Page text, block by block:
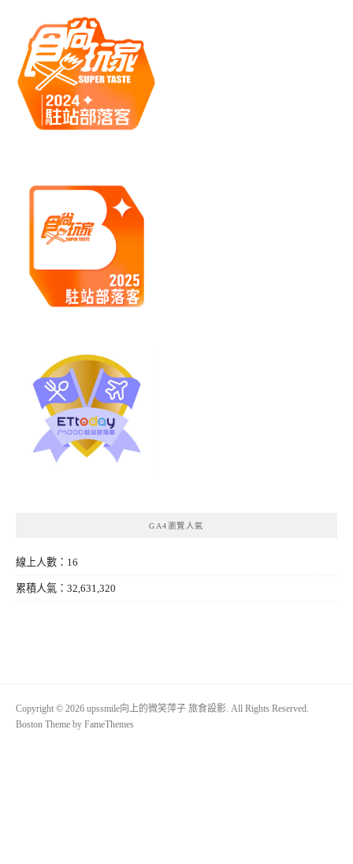
GA4瀏覽人氣
線上人數：16
累積人氣：32,631,320
Copyright © 2026 upssmile向上的微笑萍子 旅食設影. All Rights Reserved.
Boston Theme by FameThemes